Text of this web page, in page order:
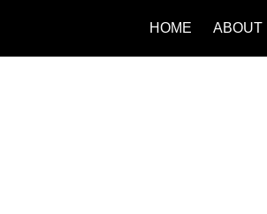
HOME ABOUT